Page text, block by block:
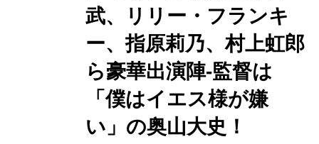
武、リリー・フランキ
ー、指原莉乃、村上虹郎
ら豪華出演陣-監督は
「僕はイエス様が嫌
い」の奥山大史！